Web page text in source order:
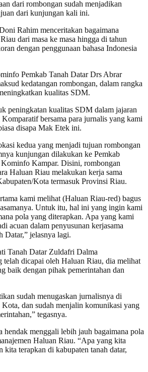
dari rombongan sudah menjadikan
dari kunjungan kali ini.
Rahim menceritakan bagaimana
dari masa ke masa hingga di tahun
dengan penggunaan bahasa Indonesia
Pemkab Tanah Datar Drs Abrar
kedatangan rombongan, dalam rangka
kualitas SDM.
peningkatan kualitas SDM dalam jajaran
bersama para jurnalis yang kami
disapa Mak Etek ini.
kedua yang menjadi tujuan rombongan
kunjungan dilakukan ke Pemkab
Kampar. Disini, rombongan
Haluan Riau melakukan kerja sama
Kota termasuk Provinsi Riau.
kami melihat (Haluan Riau-red) bagus
Untuk itu, hal ini yang ingin kami
pola yang diterapkan. Apa yang kami
acuan dalam penyusunan kerjasama
Datar,” jelasnya lagi.
Tanah Datar Zuldafri Dalma
telah dicapai oleh Haluan Riau, dia melihat
baik dengan pihak pemerintahan dan
sudah menugaskan jurnalisnya di
dan sudah menjalin komunikasi yang
tegasnya.
menggali lebih jauh bagaimana pola
Haluan Riau. “Apa yang kita
kita terapkan di kabupaten tanah datar,